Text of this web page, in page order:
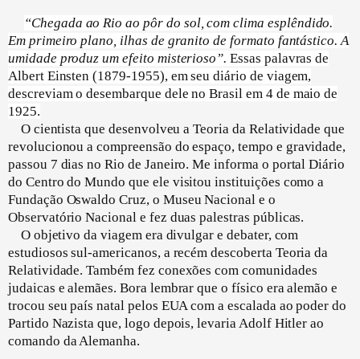
“Chegada ao Rio ao pôr do sol, com clima esplêndido.
Em primeiro plano, ilhas de granito de formato fantástico. A
umidade produz um efeito misterioso”. Essas palavras de
Albert Einsten (1879-1955), em seu diário de viagem,
descreviam o desembarque dele no Brasil em 4 de maio de
1925.
O cientista que desenvolveu a Teoria da Relatividade que
revolucionou a compreensão do espaço, tempo e gravidade,
passou 7 dias no Rio de Janeiro. Me informa o portal Diário
do Centro do Mundo que ele visitou instituições como a
Fundação Oswaldo Cruz, o Museu Nacional e o
Observatório Nacional e fez duas palestras públicas.
O objetivo da viagem era divulgar e debater, com
estudiosos sul-americanos, a recém descoberta Teoria da
Relatividade. Também fez conexões com comunidades
judaicas e alemães. Bora lembrar que o físico era alemão e
trocou seu país natal pelos EUA com a escalada ao poder do
Partido Nazista que, logo depois, levaria Adolf Hitler ao
comando da Alemanha.